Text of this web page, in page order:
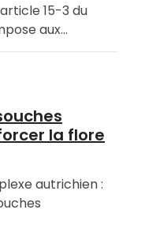
15-3 du
aux…
la flore
autrichien :